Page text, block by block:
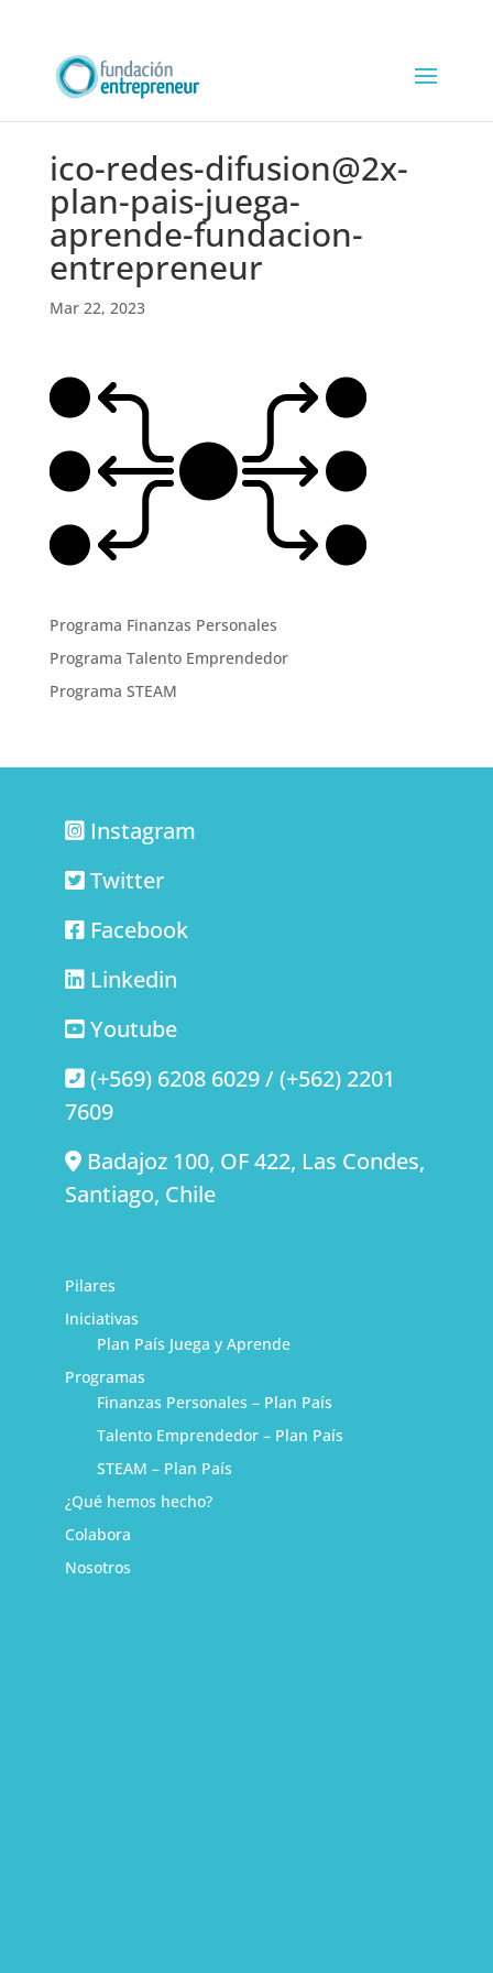
ico-redes-difusion@2x-
plan-pais-juega-
aprende-fundacion-
entrepreneur
Mar 22, 2023
Programa Finanzas Personales
Programa Talento Emprendedor
Programa STEAM
Instagram
Twitter
Facebook
Linkedin
Youtube
(+569) 6208 6029 / (+562) 2201
7609
Badajoz 100, OF 422, Las Condes,
Santiago, Chile
Pilares
Iniciativas
Plan País Juega y Aprende
Programas
Finanzas Personales – Plan País
Talento Emprendedor – Plan País
STEAM – Plan País
¿Qué hemos hecho?
Colabora
Nosotros